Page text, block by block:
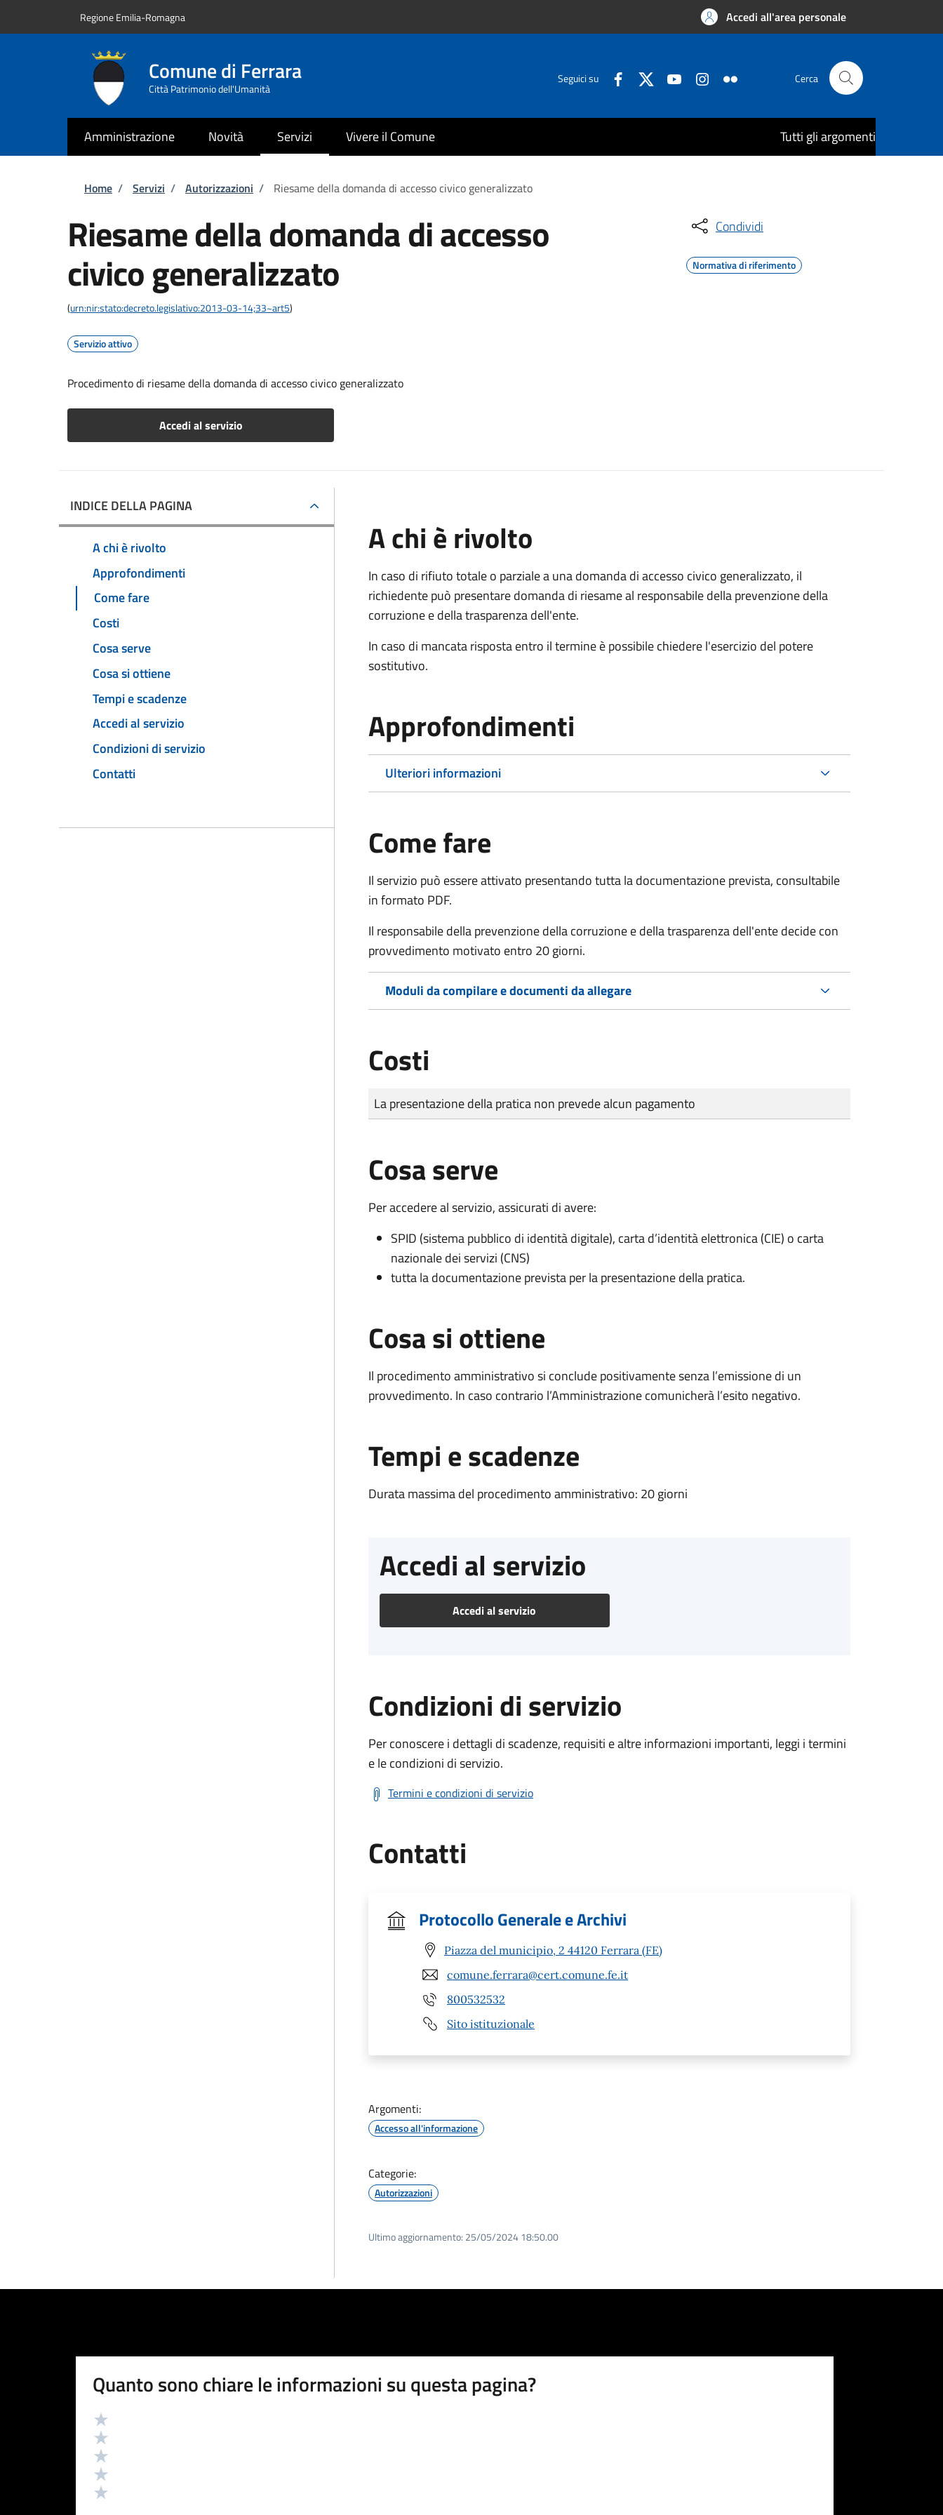
Regione Emilia-Romagna Accedi all'area personale
Comune di Ferrara
Città Patrimonio dell'Umanità
Seguici su Cerca
Amministrazione Novità Servizi Vivere il Comune Tutti gli argomenti
Briciole di pane
Home / Servizi / Autorizzazioni / Riesame della domanda di accesso civico generalizzato
Riesame della domanda di accesso
civico generalizzato
(urn:nir:stato:decreto.legislativo:2013-03-14;33~art5)
Servizio attivo
Procedimento di riesame della domanda di accesso civico generalizzato
Accedi al servizio
Condividi
Normativa di riferimento
INDICE DELLA PAGINA
A chi è rivolto
Approfondimenti
Come fare
Costi
Cosa serve
Cosa si ottiene
Tempi e scadenze
Accedi al servizio
Condizioni di servizio
Contatti
A chi è rivolto
In caso di rifiuto totale o parziale a una domanda di accesso civico generalizzato, il
richiedente può presentare domanda di riesame al responsabile della prevenzione della
corruzione e della trasparenza dell'ente.
In caso di mancata risposta entro il termine è possibile chiedere l'esercizio del potere
sostitutivo.
Approfondimenti
Ulteriori informazioni
Come fare
Il servizio può essere attivato presentando tutta la documentazione prevista, consultabile
in formato PDF.
Il responsabile della prevenzione della corruzione e della trasparenza dell'ente decide con
provvedimento motivato entro 20 giorni.
Moduli da compilare e documenti da allegare
Costi
Tipo di pagamento
Importo
La presentazione della pratica non prevede alcun pagamento
Cosa serve
Per accedere al servizio, assicurati di avere:
SPID (sistema pubblico di identità digitale), carta d’identità elettronica (CIE) o carta
nazionale dei servizi (CNS)
tutta la documentazione prevista per la presentazione della pratica.
Cosa si ottiene
Il procedimento amministrativo si conclude positivamente senza l’emissione di un
provvedimento. In caso contrario l’Amministrazione comunicherà l’esito negativo.
Tempi e scadenze
Durata massima del procedimento amministrativo: 20 giorni
Accedi al servizio
Accedi al servizio
Condizioni di servizio
Per conoscere i dettagli di scadenze, requisiti e altre informazioni importanti, leggi i termini
e le condizioni di servizio.
Termini e condizioni di servizio
Contatti
Protocollo Generale e Archivi
Piazza del municipio, 2 44120 Ferrara (FE)
comune.ferrara@cert.comune.fe.it
800532532
Sito istituzionale
Argomenti:
Accesso all'informazione
Categorie:
Autorizzazioni
Ultimo aggiornamento: 25/05/2024 18:50.00
Quanto sono chiare le informazioni su questa pagina?
Valutazione